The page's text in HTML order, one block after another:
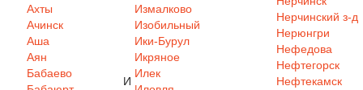
Ахты
Ачинск
Аша
Аян
Бабаево
И
Измалково
Изобильный
Ики-Бурул
Икряное
Илек
Нерчинский з-д
Нерюнгри
Нефедова
Нефтегорск
Нефтекамск